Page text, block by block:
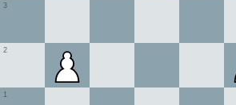
1
2
3